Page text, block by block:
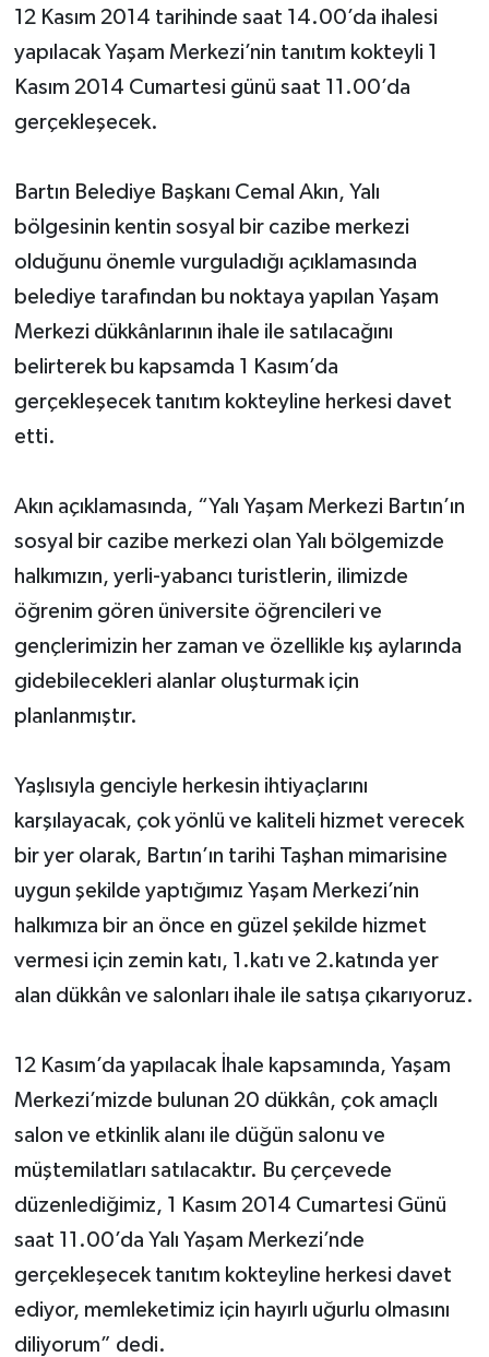
12 Kasım 2014 tarihinde saat 14.00’da ihalesi
yapılacak Yaşam Merkezi’nin tanıtım kokteyli 1
Kasım 2014 Cumartesi günü saat 11.00’da
gerçekleşecek.
Bartın Belediye Başkanı Cemal Akın, Yalı
bölgesinin kentin sosyal bir cazibe merkezi
olduğunu önemle vurguladığı açıklamasında
belediye tarafından bu noktaya yapılan Yaşam
Merkezi dükkânlarının ihale ile satılacağını
belirterek bu kapsamda 1 Kasım’da
gerçekleşecek tanıtım kokteyline herkesi davet
etti.
Akın açıklamasında, “Yalı Yaşam Merkezi Bartın’ın
sosyal bir cazibe merkezi olan Yalı bölgemizde
halkımızın, yerli-yabancı turistlerin, ilimizde
öğrenim gören üniversite öğrencileri ve
gençlerimizin her zaman ve özellikle kış aylarında
gidebilecekleri alanlar oluşturmak için
planlanmıştır.
Yaşlısıyla genciyle herkesin ihtiyaçlarını
karşılayacak, çok yönlü ve kaliteli hizmet verecek
bir yer olarak, Bartın’ın tarihi Taşhan mimarisine
uygun şekilde yaptığımız Yaşam Merkezi’nin
halkımıza bir an önce en güzel şekilde hizmet
vermesi için zemin katı, 1.katı ve 2.katında yer
alan dükkân ve salonları ihale ile satışa çıkarıyoruz.
12 Kasım’da yapılacak İhale kapsamında, Yaşam
Merkezi’mizde bulunan 20 dükkân, çok amaçlı
salon ve etkinlik alanı ile düğün salonu ve
müştemilatları satılacaktır. Bu çerçevede
düzenlediğimiz, 1 Kasım 2014 Cumartesi Günü
saat 11.00’da Yalı Yaşam Merkezi’nde
gerçekleşecek tanıtım kokteyline herkesi davet
ediyor, memleketimiz için hayırlı uğurlu olmasını
diliyorum” dedi.